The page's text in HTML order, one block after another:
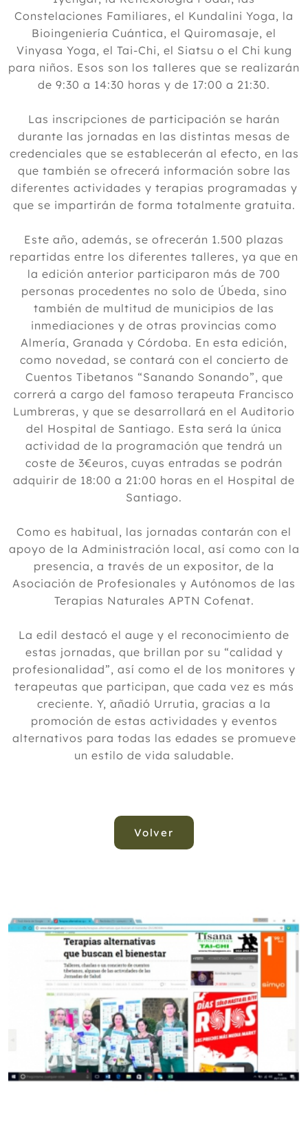
Constelaciones Familiares, el Kundalini Yoga, la
Bioingeniería Cuántica, el Quiromasaje, el
Vinyasa Yoga, el Tai-Chi, el Siatsu o el Chi kung
para niños. Esos son los talleres que se realizarán
de 9:30 a 14:30 horas y de 17:00 a 21:30.
Las inscripciones de participación se harán
durante las jornadas en las distintas mesas de
credenciales que se establecerán al efecto, en las
que también se ofrecerá información sobre las
diferentes actividades y terapias programadas y
que se impartirán de forma totalmente gratuita.
Este año, además, se ofrecerán 1.500 plazas
repartidas entre los diferentes talleres, ya que en
la edición anterior participaron más de 700
personas procedentes no solo de Úbeda, sino
también de multitud de municipios de las
inmediaciones y de otras provincias como
Almería, Granada y Córdoba. En esta edición,
como novedad, se contará con el concierto de
Cuentos Tibetanos “Sanando Sonando”, que
correrá a cargo del famoso terapeuta Francisco
Lumbreras, y que se desarrollará en el Auditorio
del Hospital de Santiago. Esta será la única
actividad de la programación que tendrá un
coste de 3€euros, cuyas entradas se podrán
adquirir de 18:00 a 21:00 horas en el Hospital de
Santiago.
Como es habitual, las jornadas contarán con el
apoyo de la Administración local, así como con la
presencia, a través de un expositor, de la
Asociación de Profesionales y Autónomos de las
Terapias Naturales APTN Cofenat.
La edil destacó el auge y el reconocimiento de
estas jornadas, que brillan por su “calidad y
profesionalidad”, así como el de los monitores y
terapeutas que participan, que cada vez es más
creciente. Y, añadió Urrutia, gracias a la
promoción de estas actividades y eventos
alternativos para todas las edades se promueve
un estilo de vida saludable.
Volver